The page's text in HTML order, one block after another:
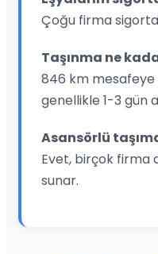
Çoğu firma
Taşınma ne
846 km mesafeye
genellikle 1-3 gün
Asansörlü
Evet, birçok firma
sunar.